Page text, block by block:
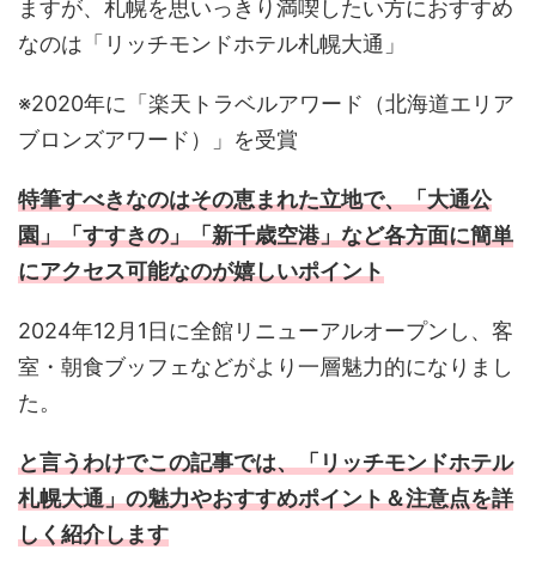
ますが、札幌を思いっきり満喫したい方におすすめ
なのは「リッチモンドホテル札幌大通」
※2020年に「楽天トラベルアワード（北海道エリア
ブロンズアワード）」を受賞
特筆すべきなのはその恵まれた立地で、「大通公
園」「すすきの」「新千歳空港」など各方面に簡単
にアクセス可能なのが嬉しいポイント
2024年12月1日に全館リニューアルオープンし、客
室・朝食ブッフェなどがより一層魅力的になりまし
た。
と言うわけでこの記事では、「リッチモンドホテル
札幌大通」の魅力やおすすめポイント＆注意点を詳
しく紹介します